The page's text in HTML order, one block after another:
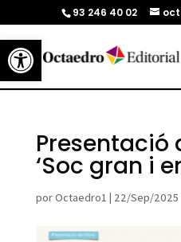
Abrir barra de herramientas
93 246 40 02
Presentació
‘Soc gran i
porOctaedro1 | 22/Sep/2025